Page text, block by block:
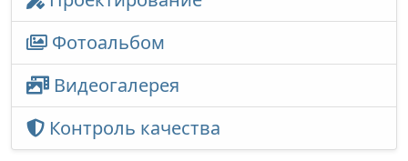
Фотоальбом
Видеогалерея
Контроль качества